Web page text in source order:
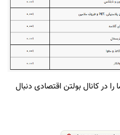
در کانال بولتن اقتصادی دنبال